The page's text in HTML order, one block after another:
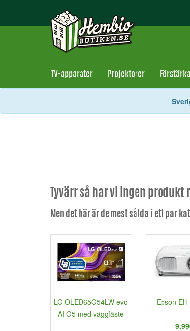
TV-apparater Projektorer
Tyvärr så har vi ingen
Men det här är de mest sålda i ett par
LG OLED65G54LW evo
AI G5 med väggfäste
Epson